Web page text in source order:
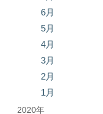
6月
5月
4月
3月
2月
1月
2020年